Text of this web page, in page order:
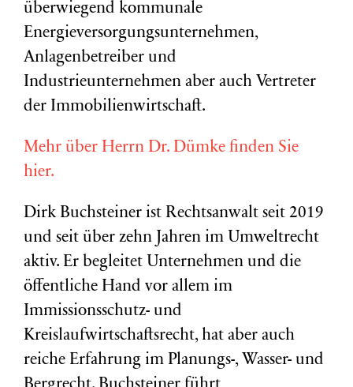
überwiegend kommunale
Energieversorgungsunternehmen,
Anlagenbetreiber und
Industrieunternehmen aber auch Vertreter
der Immobilienwirtschaft.
Mehr über Herrn Dr. Dümke finden Sie
hier.
Dirk Buchsteiner ist Rechtsanwalt seit 2019
und seit über zehn Jahren im Umweltrecht
aktiv. Er begleitet Unternehmen und die
öffentliche Hand vor allem im
Immissionsschutz- und
Kreislaufwirtschaftsrecht, hat aber auch
reiche Erfahrung im Planungs-, Wasser- und